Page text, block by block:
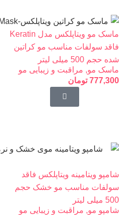
ماسک مو ویتاپلکس مدل Keratin
فاقد سولفات مناسب مو کراتین
شده حجم 500 میلی لیتر
ماسک مو, مراقبت و زیبایی مو
777,300 تومان
شامپو ویتامینه ویتاپلکس فاقد
سولفات مناسب مو خشک حجم
500 میلی لیتر
شامپو مو, مراقبت و زیبایی مو